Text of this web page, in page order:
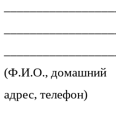
(Ф.И.О., домашний
адрес, телефон)